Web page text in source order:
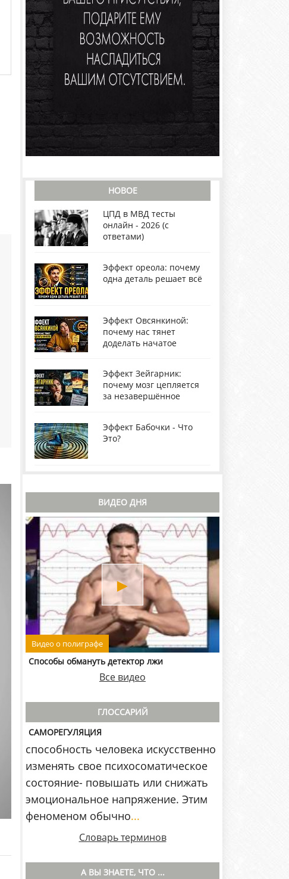
НОВОЕ
ЦПД в МВД тесты
онлайн - 2026 (с
ответами)
Эффект ореола: почему
одна деталь решает всё
Эффект Овсянкиной:
почему нас тянет
доделать начатое
Эффект Зейгарник:
почему мозг цепляется
за незавершённое
Эффект Бабочки - Что
Это?
ВИДЕО ДНЯ
►
Видео о полиграфе
Способы обмануть детектор лжи
Все видео
ГЛОССАРИЙ
САМОРЕГУЛЯЦИЯ
способность человека искусственно
изменять свое психосоматическое
состояние- повышать или снижать
эмоциональное напряжение. Этим
феноменом обычно...
Словарь терминов
А ВЫ ЗНАЕТЕ, ЧТО ...